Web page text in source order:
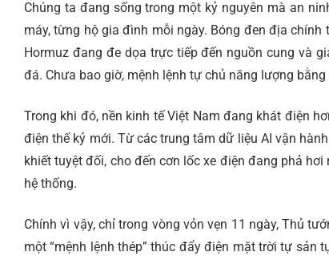
Chúng ta đang sống trong một kỷ nguyên mà an
máy, từng hộ gia đình mỗi ngày. Bóng đen địa
Hormuz đang đe dọa trực tiếp đến nguồn cung và
đá. Chưa bao giờ, mệnh lệnh tự chủ năng lượng bằng
Trong khi đó, nền kinh tế Việt Nam đang khát điện
điện thế kỷ mới. Từ các trung tâm dữ liệu AI vận
khiết tuyệt đối, cho đến cơn lốc xe điện đang phả
hệ thống.
Chính vì vậy, chỉ trong vòng vỏn vẹn 11 ngày, Thủ
một “mệnh lệnh thép” thúc đẩy điện mặt trời tự sản